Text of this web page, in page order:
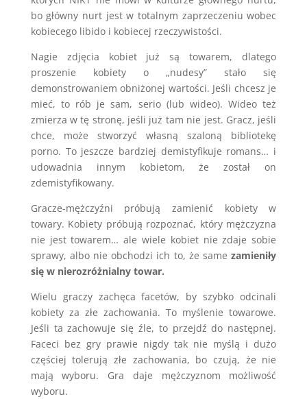
bo główny nurt jest w totalnym zaprzeczeniu wobec
kobiecego libido i kobiecej rzeczywistości.
Nagie zdjęcia kobiet już są towarem, dlatego
proszenie kobiety o „nudesy” stało się
demonstrowaniem obniżonej wartości. Jeśli chcesz je
mieć, to rób je sam, serio (lub wideo). Wideo też
zmierza w tę stronę, jeśli już tam nie jest. Gracz, jeśli
chce, może stworzyć własną szaloną bibliotekę
porno. To jeszcze bardziej demistyfikuje romans… i
udowadnia innym kobietom, że został on
zdemistyfikowany.
Gracze-mężczyźni próbują zamienić kobiety w
towary. Kobiety próbują rozpoznać, który mężczyzna
nie jest towarem… ale wiele kobiet nie zdaje sobie
sprawy, albo nie obchodzi ich to, że samezamieniły
się w nierozróżnialny towar.
Wielu graczy zachęca facetów, by szybko odcinali
kobiety za złe zachowania. To myślenie towarowe.
Jeśli ta zachowuje się źle, to przejdź do następnej.
Faceci bez gry prawie nigdy tak nie myślą i dużo
częściej tolerują złe zachowania, bo czują, że nie
mają wyboru. Gra daje mężczyznom możliwość
wyboru.